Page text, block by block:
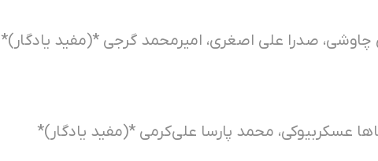
چاوشی، صدرا علی اصغری، امیرمحمد گرجی *(مفید یادگار)*
عسکربیوکی، محمد پارسا علی‌کرمی *(مفید یادگار)*